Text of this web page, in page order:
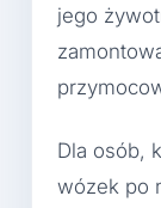
jego
Dla osób,
wózek po